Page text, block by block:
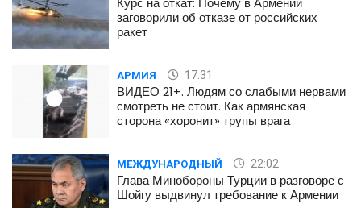
заговорили об отказе от российских
ракет
АРМИЯ 17:31
ВИДЕО 21+. Людям со слабыми нервами
смотреть не стоит. Как армянская
сторона «хоронит» трупы врага
МЕЖДУНАРОДНЫЙ 22:02
Глава Минобороны Турции в разговоре с
Шойгу выдвинул требование к Армении